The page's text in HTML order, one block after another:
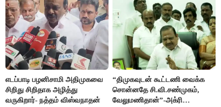
எடப்பாடி பழனிசாமி அதிமுகவை
சிறிது சிறிதாக அழித்து
வருகிறார்- நத்தம் விஸ்வநாதன்
“திமுகவுடன் கூட்டணி வைக்க
சொன்னதே சி.வி.சண்முகம்,
வேலுமணிதான்”-அக்ரி